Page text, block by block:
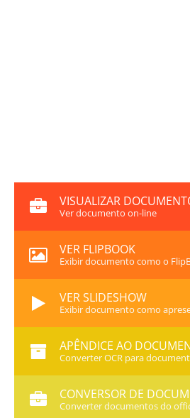
VISUALIZAR
Ver documento on-line
VER FLIPBOOK
Exibir documento como o
VER SLIDESHOW
Exibir documento como
APÊNDICE AO
Converter OCR para
CONVERSOR DE
Converter documentos do